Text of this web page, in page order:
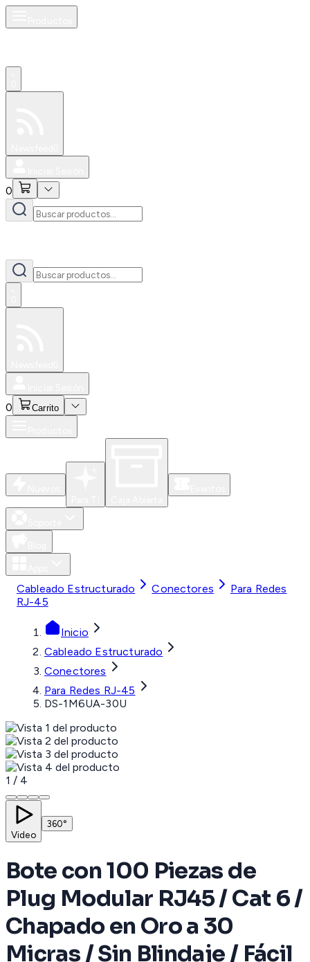
0
0 Carrito
Cableado Estructurado Conectores
Para Redes
RJ-45
Inicio
Cableado Estructurado
Conectores
Para Redes RJ-45
DS-1M6UA-30U
1 / 4
Video
360°
Bote con 100 Piezas de
Plug Modular RJ45 / Cat 6 /
Chapado en Oro a 30
Micras / Sin Blindaje / Fácil